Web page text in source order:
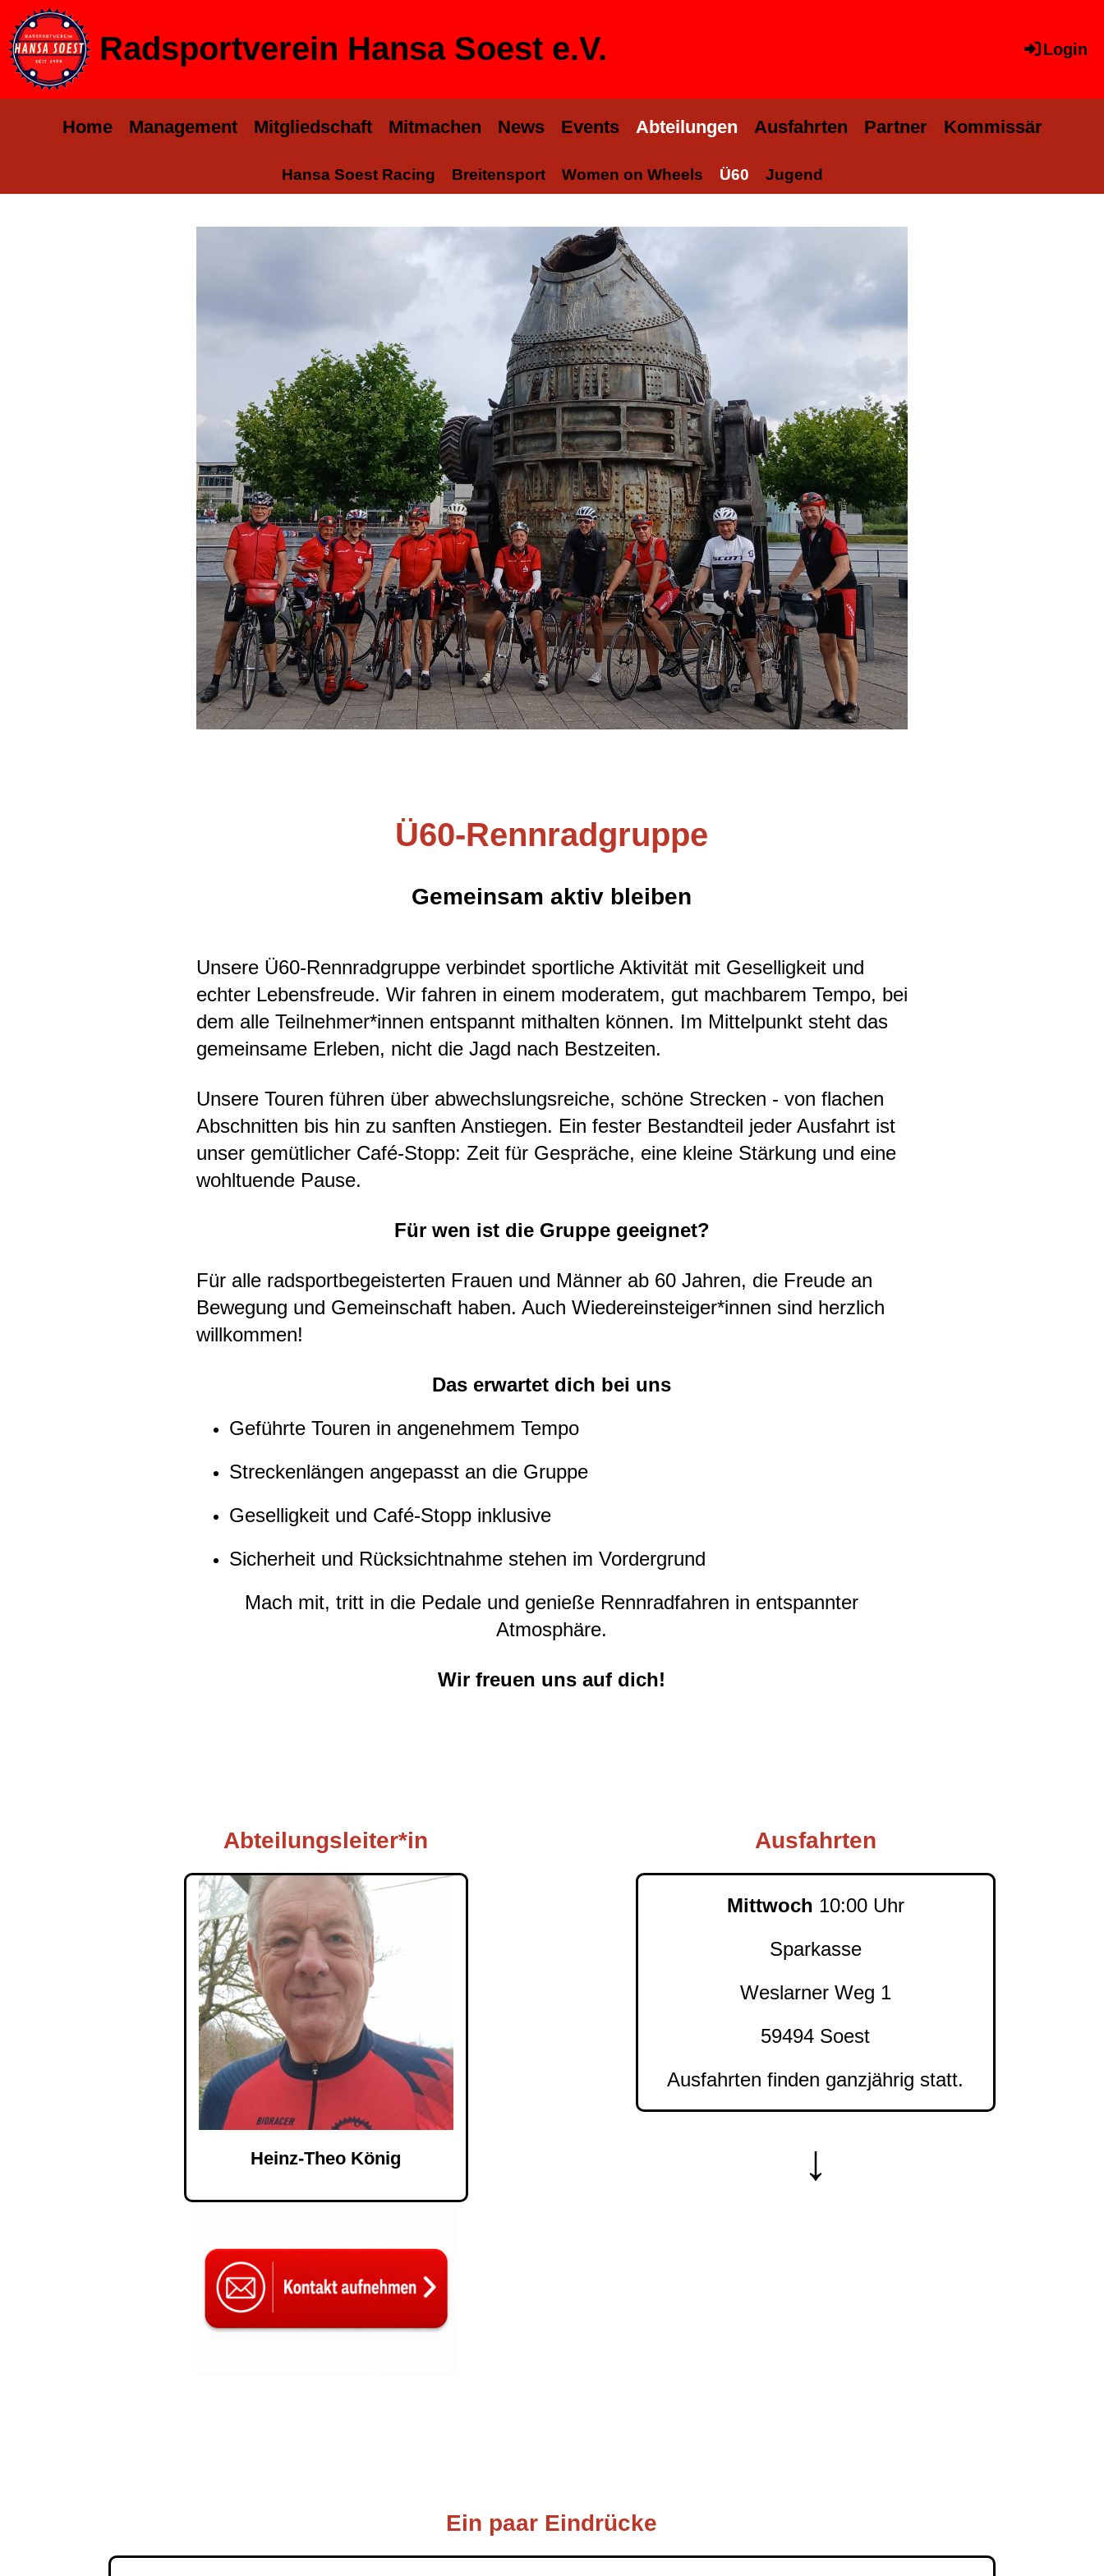
Radsportverein Hansa Soest e.V. Login
Home Management Mitgliedschaft Mitmachen News Events Abteilungen Ausfahrten Partner Kommissär
Hansa Soest Racing Breitensport Women on Wheels Ü60 Jugend
Ü60-Rennradgruppe
Gemeinsam aktiv bleiben
Unsere Ü60-Rennradgruppe verbindet sportliche Aktivität mit Geselligkeit und
echter Lebensfreude. Wir fahren in einem moderatem, gut machbarem Tempo, bei
dem alle Teilnehmer*innen entspannt mithalten können. Im Mittelpunkt steht das
gemeinsame Erleben, nicht die Jagd nach Bestzeiten.
Unsere Touren führen über abwechslungsreiche, schöne Strecken - von flachen
Abschnitten bis hin zu sanften Anstiegen. Ein fester Bestandteil jeder Ausfahrt ist
unser gemütlicher Café-Stopp: Zeit für Gespräche, eine kleine Stärkung und eine
wohltuende Pause.
Für wen ist die Gruppe geeignet?
Für alle radsportbegeisterten Frauen und Männer ab 60 Jahren, die Freude an
Bewegung und Gemeinschaft haben. Auch Wiedereinsteiger*innen sind herzlich
willkommen!
Das erwartet dich bei uns
Geführte Touren in angenehmem Tempo
Streckenlängen angepasst an die Gruppe
Geselligkeit und Café-Stopp inklusive
Sicherheit und Rücksichtnahme stehen im Vordergrund
Mach mit, tritt in die Pedale und genieße Rennradfahren in entspannter
Atmosphäre.
Wir freuen uns auf dich!
Abteilungsleiter*in
Heinz-Theo König
Ausfahrten
Mittwoch 10:00 Uhr
Sparkasse
Weslarner Weg 1
59494 Soest
Ausfahrten finden ganzjährig statt.
↓
Ein paar Eindrücke